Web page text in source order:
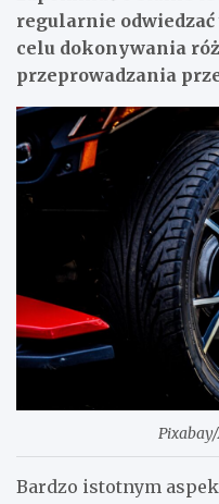
regularnie
celu dokonywania
przeprowadzania
Bardzo istotnym